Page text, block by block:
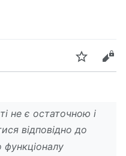
Спостерігати Редагувати
не є остаточною і
відповідно до
функціоналу